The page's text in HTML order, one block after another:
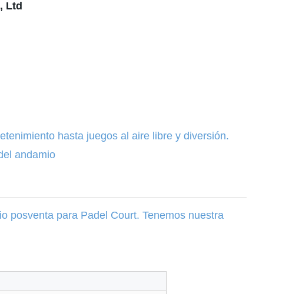
Ltd
hasta juegos al aire libre y diversión.
andamio
posventa para Padel Court. Tenemos nuestra